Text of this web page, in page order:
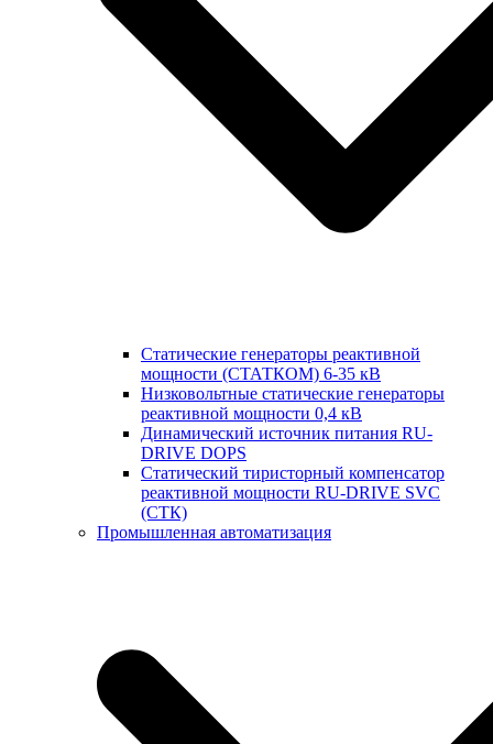
Статические генераторы реактивной
мощности (СТАТКОМ) 6-35 кВ
Низковольтные статические генераторы
реактивной мощности 0,4 кВ
Динамический источник питания RU-
DRIVE DOPS
Cтатический тиристорный компенсатор
реактивной мощности RU-DRIVE SVC
(СТК)
Промышленная автоматизация